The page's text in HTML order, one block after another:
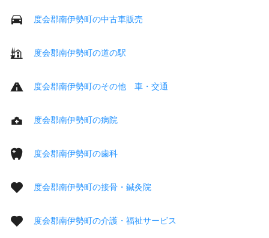
度会郡南伊勢町の中古車販売
度会郡南伊勢町の道の駅
度会郡南伊勢町のその他 車・交通
度会郡南伊勢町の病院
度会郡南伊勢町の歯科
度会郡南伊勢町の接骨・鍼灸院
度会郡南伊勢町の介護・福祉サービス